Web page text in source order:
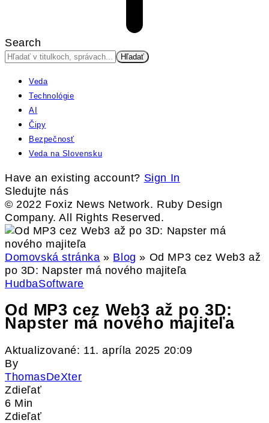
Search
Veda
Technológie
AI
Čipy
Bezpečnosť
Veda na Slovensku
Have an existing account? Sign In
Sledujte nás
© 2022 Foxiz News Network. Ruby Design
Company. All Rights Reserved.
Domovská stránka » Blog » Od MP3 cez Web3 až
po 3D: Napster má nového majiteľa
HudbaSoftware
Od MP3 cez Web3 až po 3D:
Napster má nového majiteľa
Aktualizované: 11. apríla 2025 20:09
By
ThomasDeXter
Zdieľať
6 Min
Zdieľať